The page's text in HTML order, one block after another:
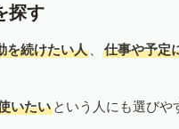
探す
を続けたい人 、 仕事や予定
いたい という人にも選びや